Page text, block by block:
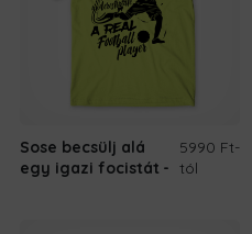
Sose becsülj alá
egy igazi focistát
5990 Ft-
tól